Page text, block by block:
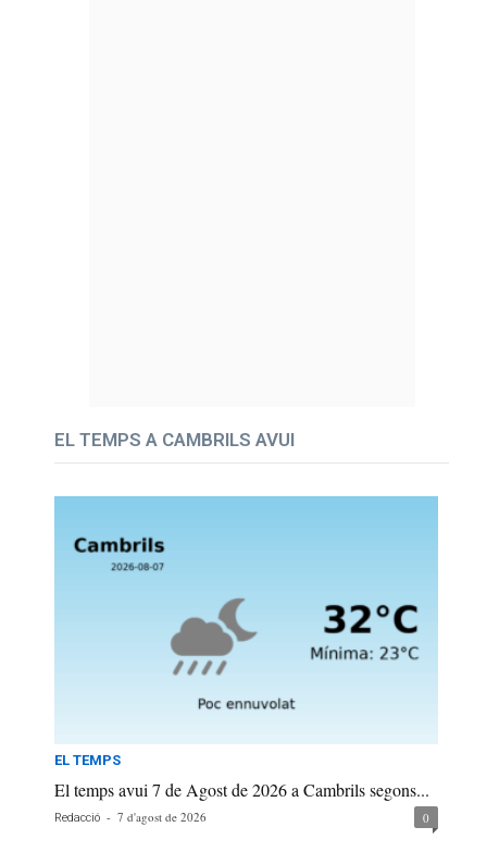
EL TEMPS A CAMBRILS AVUI
EL TEMPS
El temps avui 7 de Agost de 2026 a Cambrils segons...
Redacció - 7 d'agost de 2026 0